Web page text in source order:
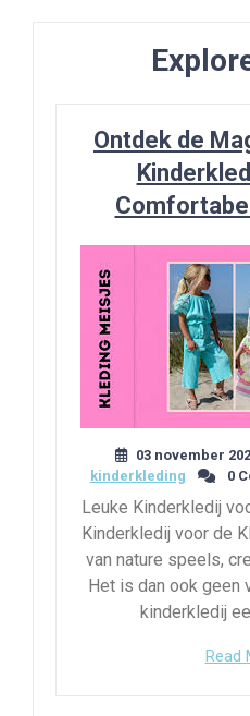
Ontdek de
03 november
kinderkleding
0
Leuke Kinderkledij
Kinderkledij voor de
van nature speels,
Het is dan ook geen
kinderkledij
Read